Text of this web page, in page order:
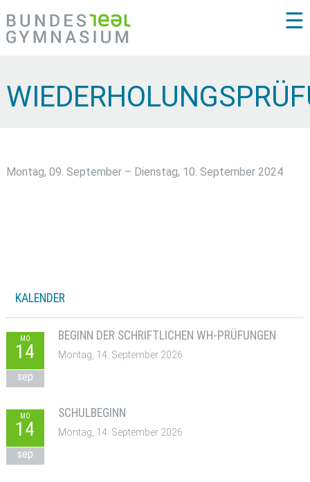
☰
Montag, 09. September – Dienstag, 10. September 2024
KALENDER
MO
14
sep
BEGINN DER SCHRIFTLICHEN WH-PRÜFUNGEN
Montag, 14. September 2026
MO
14
sep
SCHULBEGINN
Montag, 14. September 2026